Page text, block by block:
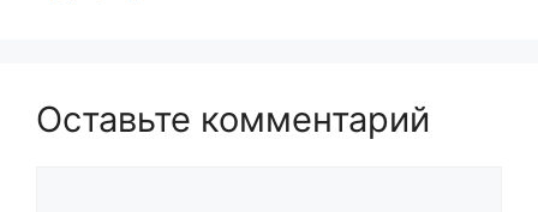
Оставьте комментарий